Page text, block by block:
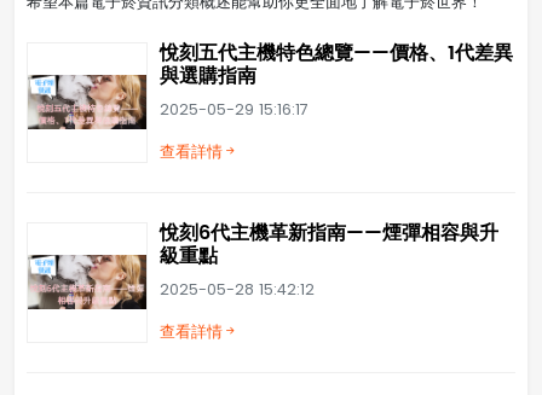
悅刻五代主機特色總覽——價格、1代差異
與選購指南
2025-05-29 15:16:17
查看詳情
悅刻6代主機革新指南——煙彈相容與升
級重點
2025-05-28 15:42:12
查看詳情